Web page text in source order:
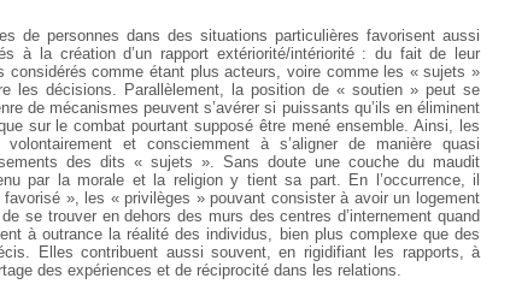
de personnes dans des situations particulières favorisent aussi
à la création d’un rapport extériorité/intériorité : dufait de leur
considérés comme étant plus acteurs, voirecomme les « sujets »
les décisions. Parallèlement, la position de « soutien » peut se
de mécanismes peuvent s’avérer si puissants qu’ils en éliminent
sur le combat pourtant supposé être mené ensemble. Ainsi, les
et consciemment à s’aligner de manière quasi
des dits « sujets ». Sans doute une couche du maudit
par la morale et la religion y tient sa part. En l’occurrence, il
», les « privilèges »pouvant consister à avoir un logement
se trouver en dehors des murs des centres d’internement quand
à outrancela réalité des individus, bien plus complexe que des
Elles contribuent aussi souvent, en rigidifiant les rapports, à
des expériences et de réciprocité dans les relations.